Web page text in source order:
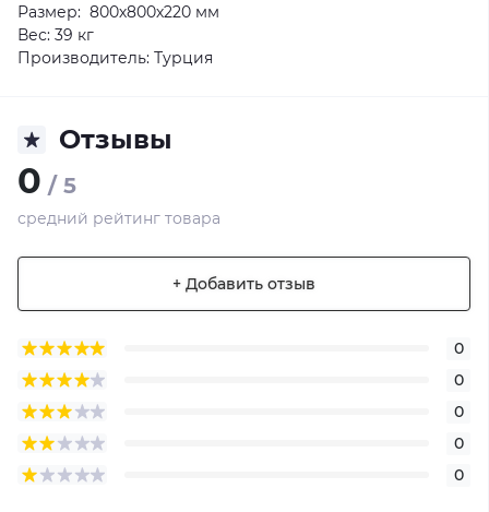
Размер: 800х800х220 мм
Вес: 39 кг
Производитель: Турция
Отзывы
0 / 5
средний рейтинг товара
+ Добавить отзыв
0
0
0
0
0